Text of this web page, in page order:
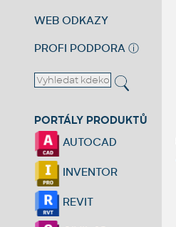
WEB ODKAZY
PROFI PODPORA ⓘ
PORTÁLY PRODUKTŮ
AUTOCAD
INVENTOR
REVIT